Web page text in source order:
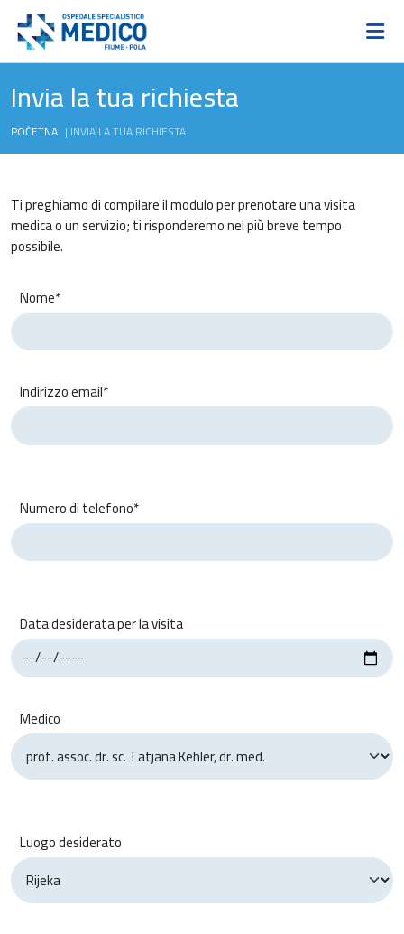
Invia la tua richiesta
POČETNA | INVIA LA TUA RICHIESTA
Ti preghiamo di compilare il modulo per prenotare una visita
medica o un servizio; ti risponderemo nel più breve tempo
possibile.
Nome*
Indirizzo email*
Numero di telefono*
Data desiderata per la visita
Medico
Luogo desiderato